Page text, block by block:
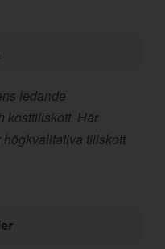
ledande
kosttillskott. Här
tillskott